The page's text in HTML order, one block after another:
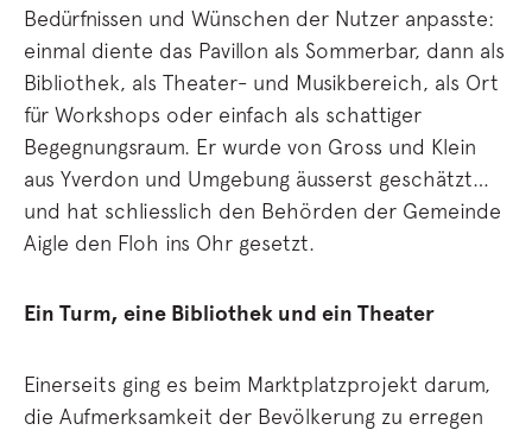
Bedürfnissen und Wünschen der Nutzer anpasste:
einmal diente das Pavillon als Sommerbar, dann als
Bibliothek, als Theater- und Musikbereich, als Ort
für Workshops oder einfach als schattiger
Begegnungsraum. Er wurde von Gross und Klein
aus Yverdon und Umgebung äusserst geschätzt…
und hat schliesslich den Behörden der Gemeinde
Aigle den Floh ins Ohr gesetzt.
Ein Turm, eine Bibliothek und ein Theater
Einerseits ging es beim Marktplatzprojekt darum,
die Aufmerksamkeit der Bevölkerung zu erregen